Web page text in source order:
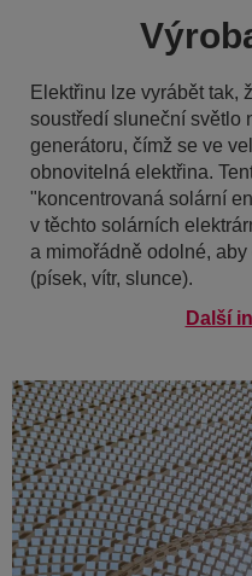
Elektřinu lze vyrábět tak,
soustředí sluneční světlo
generátoru, čímž se ve
obnovitelná elektřina.
"koncentrovaná solární
v těchto solárních
a mimořádně odolné,
(písek, vítr, slunce).
Další